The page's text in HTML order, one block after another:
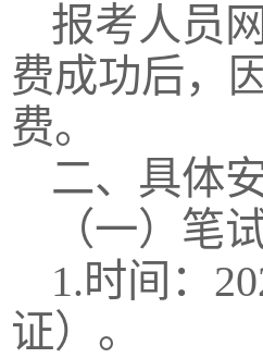
报考人员
费成功后，
费。
二、具体
（一）笔
1.时间：
证）。